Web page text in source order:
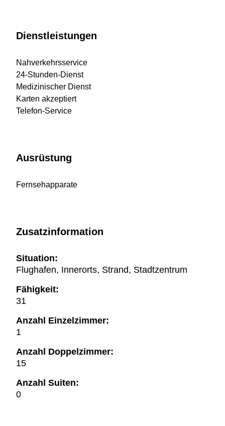
Dienstleistungen
Nahverkehrsservice
24-Stunden-Dienst
Medizinischer Dienst
Karten akzeptiert
Telefon-Service
Ausrüstung
Fernsehapparate
Zusatzinformation
Situation:
Flughafen, Innerorts, Strand, Stadtzentrum
Fähigkeit:
31
Anzahl Einzelzimmer:
1
Anzahl Doppelzimmer:
15
Anzahl Suiten:
0